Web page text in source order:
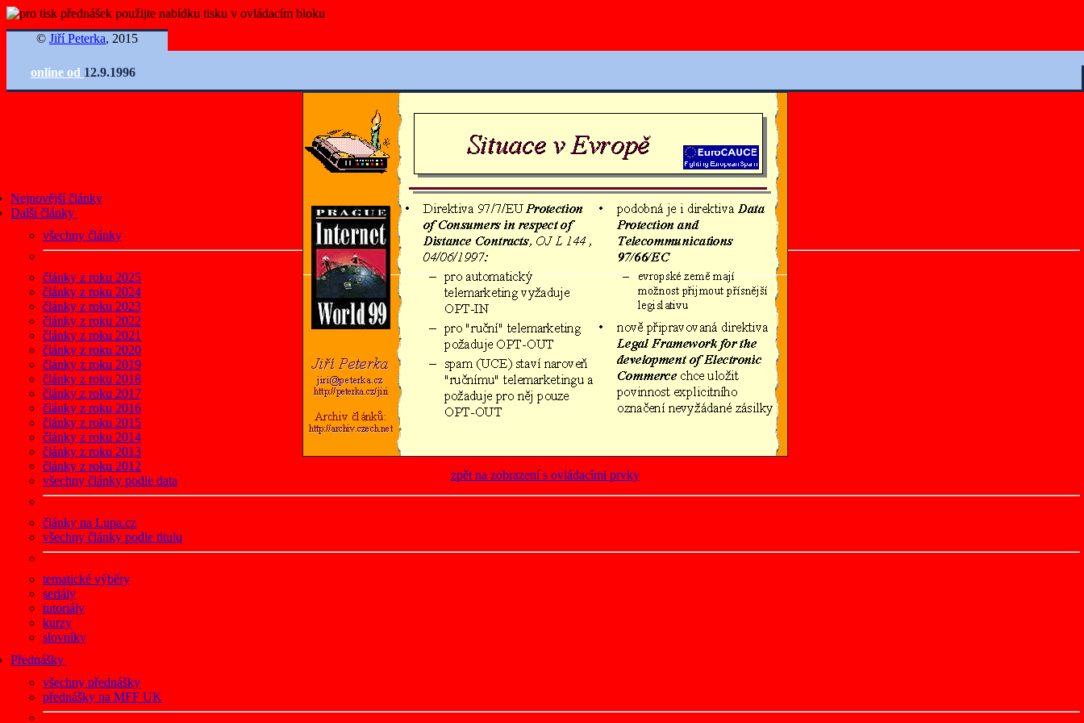
© Jiří Peterka, 2015
online od 12.9.1996
Ovládání slidů
Nejnovější články
Další články
všechny články
články z roku 2025
články z roku 2024
články z roku 2023
články z roku 2022
články z roku 2021
články z roku 2020
články z roku 2019
články z roku 2018
články z roku 2017
články z roku 2016
články z roku 2015
články z roku 2014
články z roku 2013
články z roku 2012
všechny články podle data
články na Lupa.cz
všechny články podle titulu
tematické výběry
seriály
tutoriály
kurzy
slovníky
Přednášky
všechny přednášky
přednášky na MFF UK
zpět na zobrazení s ovládacími prvky